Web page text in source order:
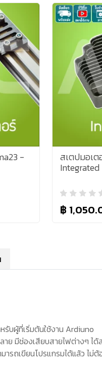
- สเตปมอเต
฿
รับผู้ที่เริ่มต้นใช้งาน Ardiuno
าย มีช่องเสียบสายไฟต่างๆ ไ
ารถเขียนโปรแกรมได้แล้ว ไ